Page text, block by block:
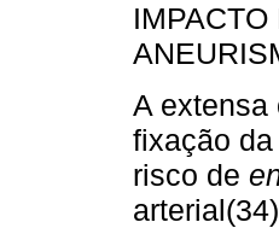
A
fixação
risco de